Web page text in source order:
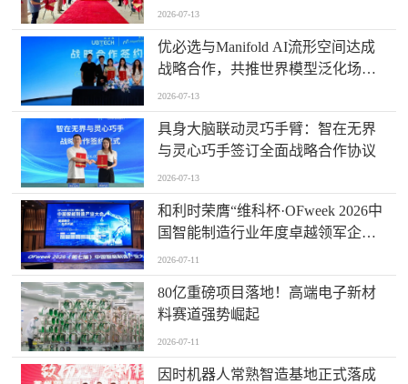
迈入全新阶段
2026-07-13
优必选与Manifold AI流形空间达成
战略合作，共推世界模型泛化场景
落地
2026-07-13
具身大脑联动灵巧手臂：智在无界
与灵心巧手签订全面战略合作协议
2026-07-13
和利时荣膺“维科杯·OFweek 2026中
国智能制造行业年度卓越领军企业
奖”，以自主创新实力引领智造新浪
潮
2026-07-11
80亿重磅项目落地！高端电子新材
料赛道强势崛起
2026-07-11
因时机器人常熟智造基地正式落成